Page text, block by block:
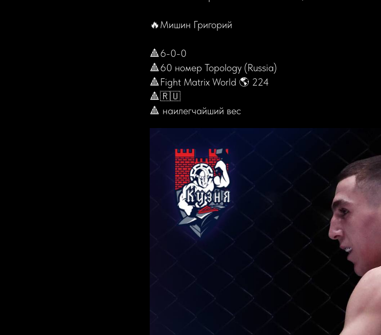
🔥Мишин Григорий
🔺6-0-0
🔺60 номер Topology (Russia)
🔺Fight Matrix World 🌎 224
🔺🇷🇺
🔺 наилегчайший вес